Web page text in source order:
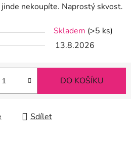
nekoupíte. Naprostý skvost.
Skladem (>5 ks)
13.8.2026
DO KOŠÍKU
Sdílet